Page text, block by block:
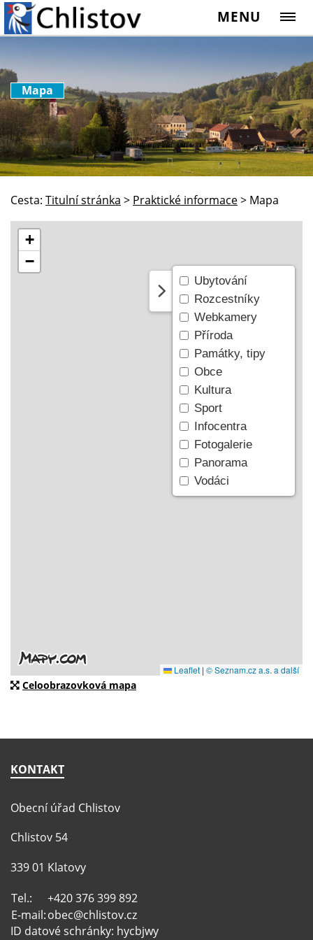
MENU
Mapa
Cesta: Titulní stránka > Praktické informace> Mapa
Celoobrazovková mapa
KONTAKT
Obecní úřad Chlistov
Chlistov 54
339 01 Klatovy
Tel.:
+420 376 399 892
E-mail:obec@chlistov.cz
ID datové schránky: hycbjwy